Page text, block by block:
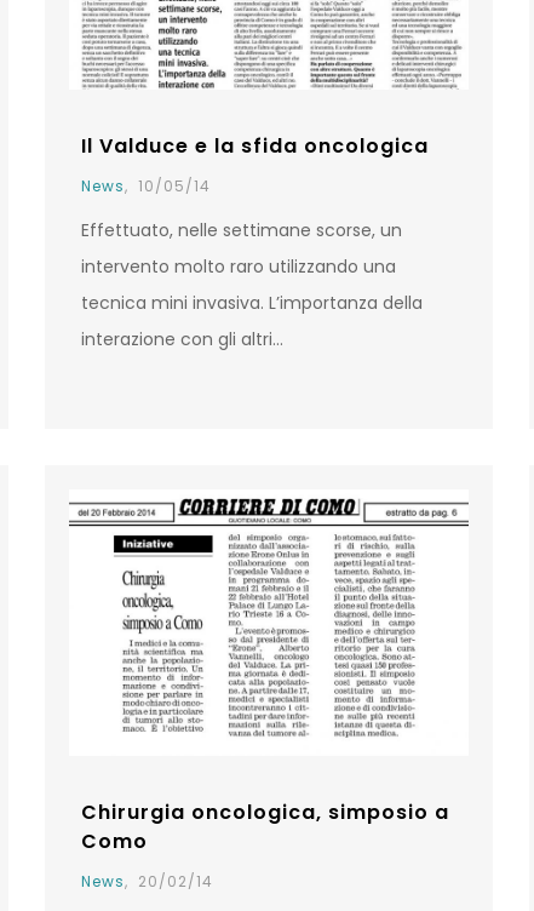
Il Valduce e la sfida oncologica
News, 10/05/14
Effettuato, nelle settimane scorse, un
intervento molto raro utilizzando una
tecnica mini invasiva. L’importanza della
interazione con gli altri…
Chirurgia oncologica, simposio a
Como
News, 20/02/14